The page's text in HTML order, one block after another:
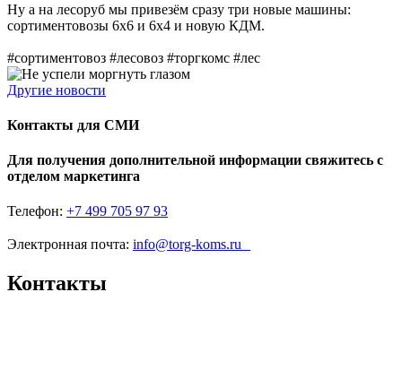
Ну а на лесоруб мы привезём сразу три новые машины:
сортиментовозы 6х6 и 6х4 и новую КДМ.
#сортиментовоз #лесовоз #торгкомс #лес
Другие новости
Контакты для СМИ
Для получения дополнительной информации свяжитесь с
отделом маркетинга
Телефон: +7 499 705 97 93
Электронная почта: info@torg-koms.ru
Контакты